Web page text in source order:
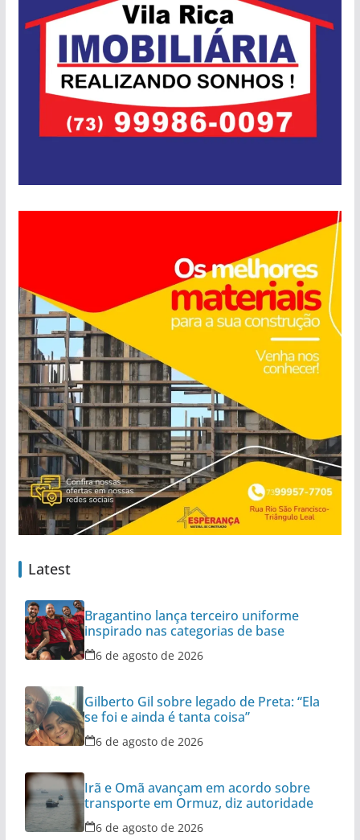
Latest
Bragantino lança terceiro uniforme
inspirado nas categorias de base
6 de agosto de 2026
Gilberto Gil sobre legado de Preta: “Ela
se foi e ainda é tanta coisa”
6 de agosto de 2026
Irã e Omã avançam em acordo sobre
transporte em Ormuz, diz autoridade
6 de agosto de 2026